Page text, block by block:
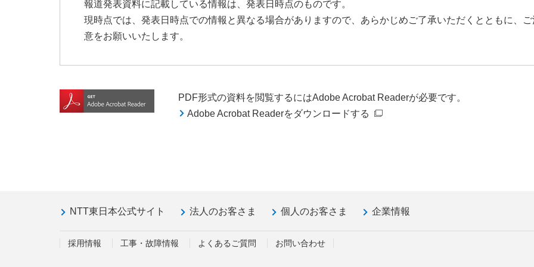
報道発表資料に記載している情報は、発表日時点のものです。
現時点では、発表日時点での情報と異なる場合がありますので、あらかじめご了承いただくとともに、ご
意をお願いいたします。
PDF形式の資料を閲覧するにはAdobe Acrobat Readerが必要です。
Adobe Acrobat Readerをダウンロードする
NTT東日本公式サイト 法人のお客さま 個人のお客さま 企業情報
採用情報 工事・故障情報 よくあるご質問 お問い合わせ